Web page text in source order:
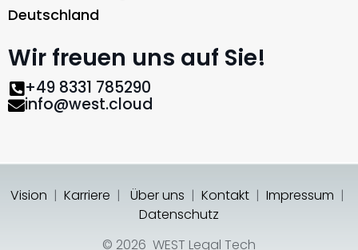
Deutschland
Wir freuen uns auf Sie!
+49 8331 785290
info@west.cloud
Vision | Karriere | Über uns | Kontakt | Impressum |
Datenschutz
© 2026 WEST Legal Tech